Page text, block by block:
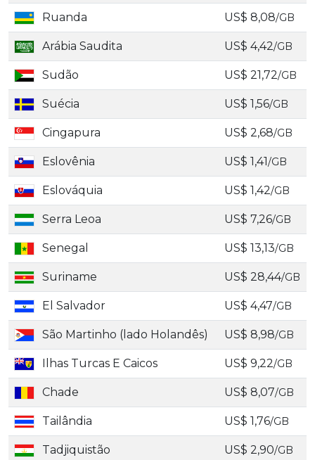
Ruanda US$ 8,08/GB
Arábia Saudita US$ 4,42/GB
Sudão US$ 21,72/GB
Suécia US$ 1,56/GB
Cingapura US$ 2,68/GB
Eslovênia US$ 1,41/GB
Eslováquia US$ 1,42/GB
Serra Leoa US$ 7,26/GB
Senegal US$ 13,13/GB
Suriname US$ 28,44/GB
El Salvador US$ 4,47/GB
São Martinho (lado Holandês) US$ 8,98/GB
Ilhas Turcas E Caicos US$ 9,22/GB
Chade US$ 8,07/GB
Tailândia US$ 1,76/GB
Tadjiquistão US$ 2,90/GB